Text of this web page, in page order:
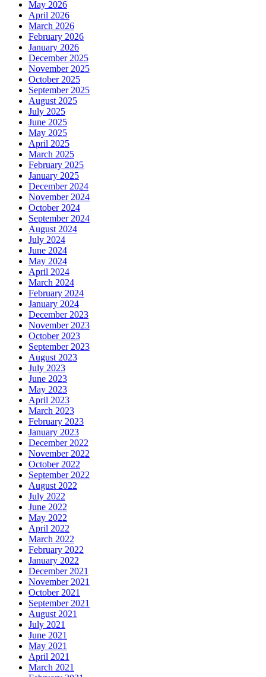
May 2026
April 2026
March 2026
February 2026
January 2026
December 2025
November 2025
October 2025
September 2025
August 2025
July 2025
June 2025
May 2025
April 2025
March 2025
February 2025
January 2025
December 2024
November 2024
October 2024
September 2024
August 2024
July 2024
June 2024
May 2024
April 2024
March 2024
February 2024
January 2024
December 2023
November 2023
October 2023
September 2023
August 2023
July 2023
June 2023
May 2023
April 2023
March 2023
February 2023
January 2023
December 2022
November 2022
October 2022
September 2022
August 2022
July 2022
June 2022
May 2022
April 2022
March 2022
February 2022
January 2022
December 2021
November 2021
October 2021
September 2021
August 2021
July 2021
June 2021
May 2021
April 2021
March 2021